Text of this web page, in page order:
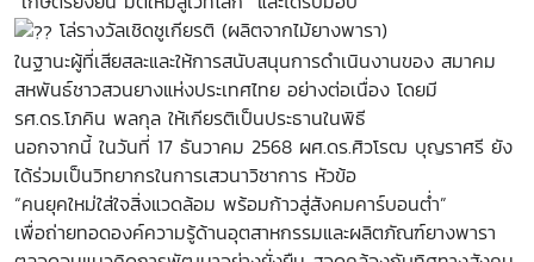
โล่รางวัลเชิดชูเกียรติ (ผลิตจากไม้ยางพารา)
ในฐานะผู้ที่เสียสละและให้การสนับสนุนการดำเนินงานของ สมาคม
สหพันธ์ชาวสวนยางแห่งประเทศไทย อย่างต่อเนื่อง โดยมี
รศ.ดร.โภคิน พลกุล ให้เกียรติเป็นประธานในพิธี
นอกจากนี้ ในวันที่ 17 ธันวาคม 2568 ผศ.ดร.ศิวโรฒ บุญราศรี ยัง
ได้ร่วมเป็นวิทยากรในการเสวนาวิชาการ หัวข้อ
“คนยุคใหม่ใส่ใจสิ่งแวดล้อม พร้อมก้าวสู่สังคมคาร์บอนต่ำ”
เพื่อถ่ายทอดองค์ความรู้ด้านอุตสาหกรรมและผลิตภัณฑ์ยางพารา